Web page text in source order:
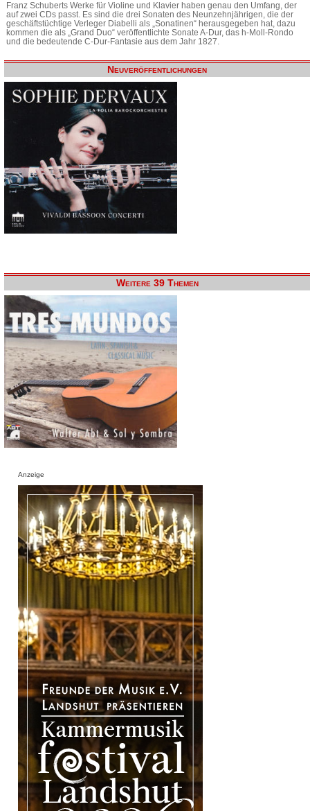
Franz Schuberts Werke für Violine und Klavier haben genau den Umfang, der
auf zwei CDs passt. Es sind die drei Sonaten des Neunzehnjährigen, die der
geschäftstüchtige Verleger Diabelli als „Sonatinen“ herausgegeben hat, dazu
kommen die als „Grand Duo“ veröffentlichte Sonate A-Dur, das h-Moll-Rondo
und die bedeutende C-Dur-Fantasie aus dem Jahr 1827.
Neuveröffentlichungen
Weitere 39 Themen
Anzeige